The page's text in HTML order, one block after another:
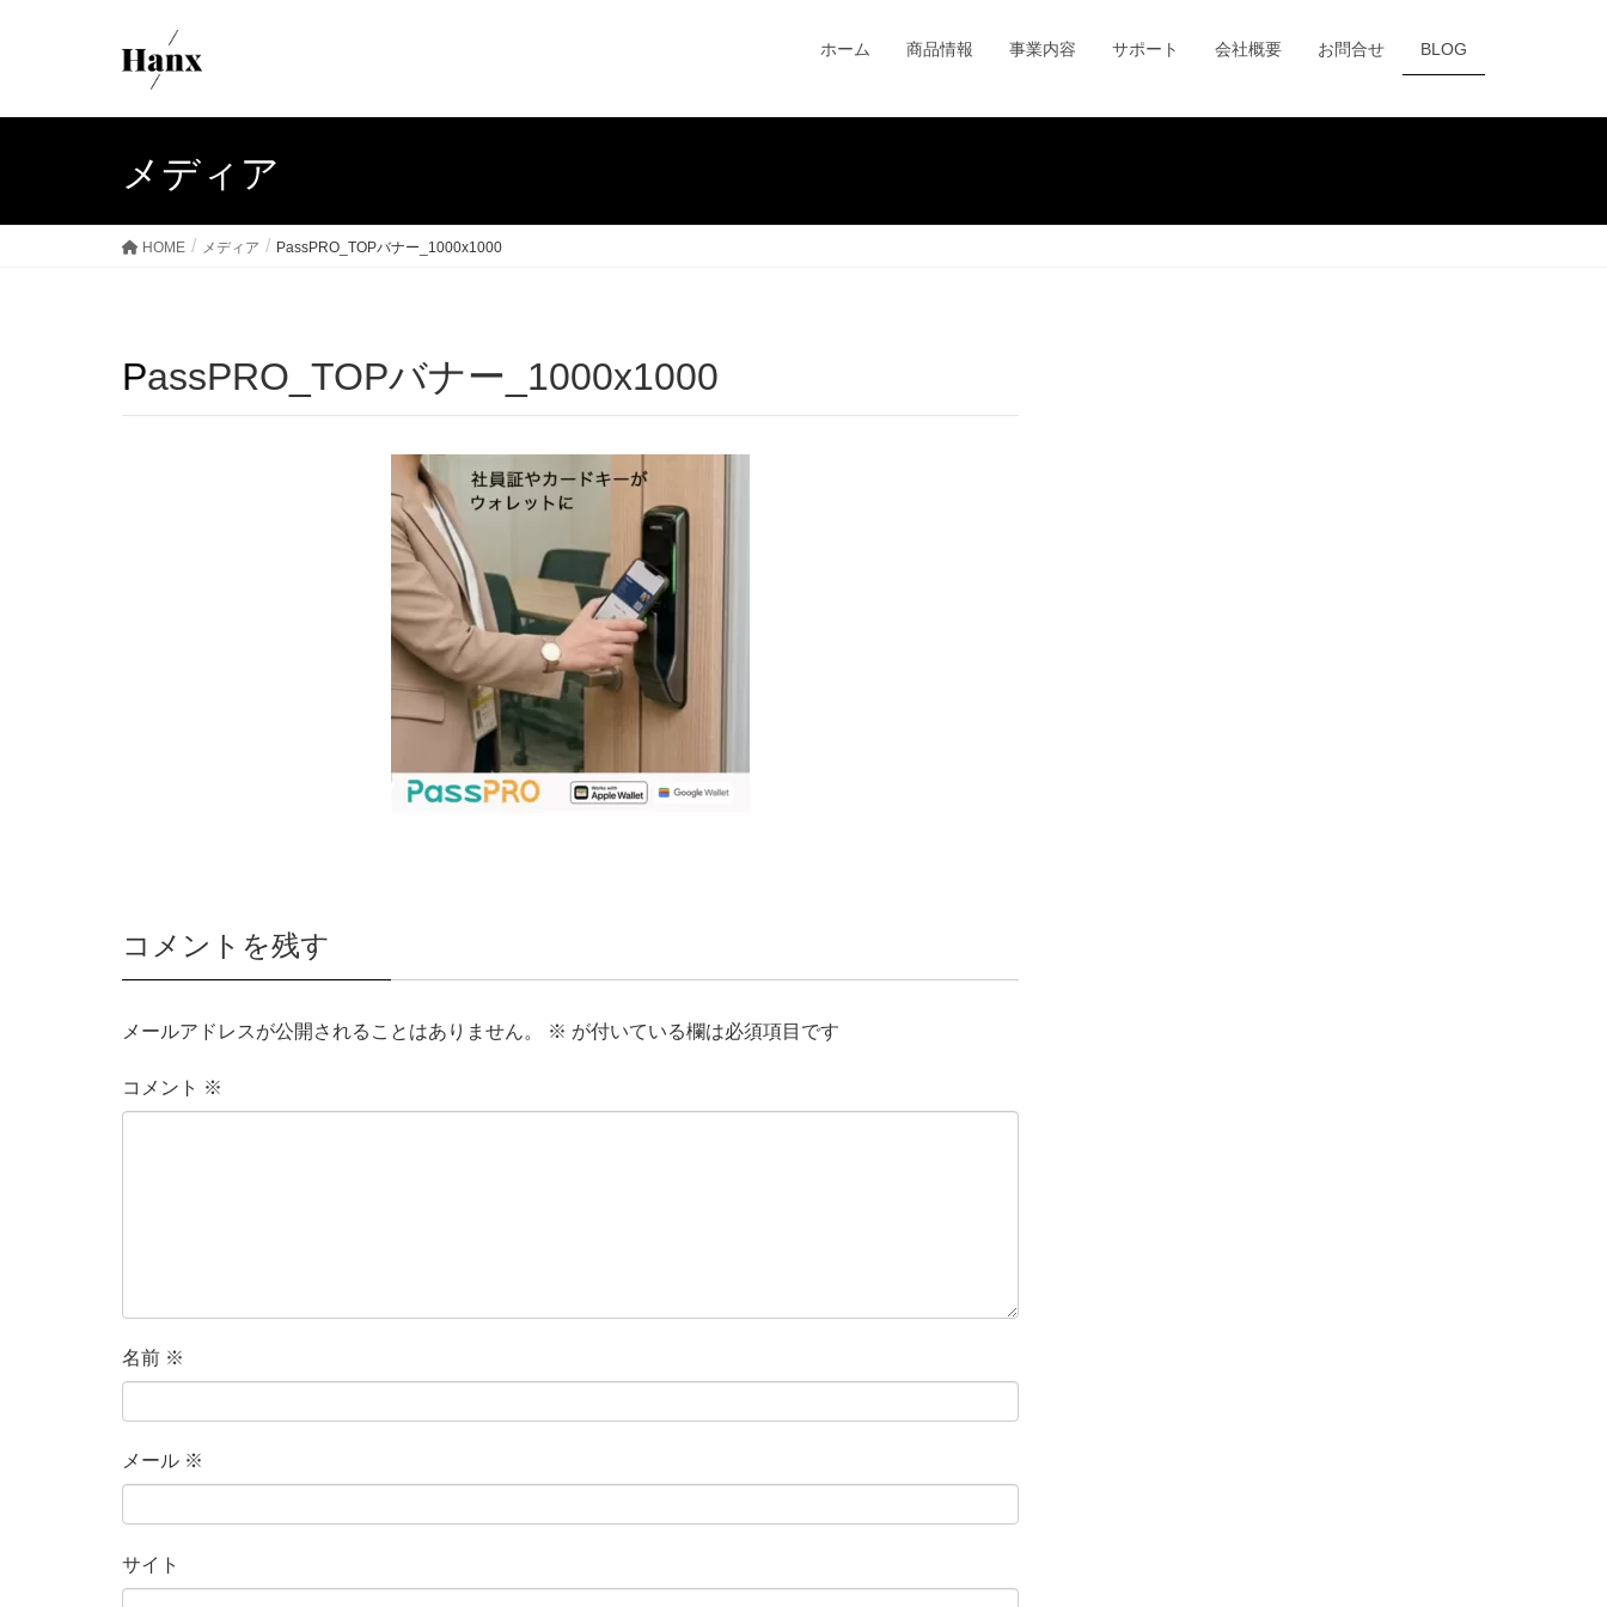
ホーム 商品情報 事業内容 サポート 会社概要 お問合せ BLOG
メディア
HOME メディア PassPRO_TOPバナー_1000x1000
PassPRO_TOPバナー_1000x1000
コメントを残す
メールアドレスが公開されることはありません。 ※ が付いている欄は必須項目です
コメント ※
名前 ※
メール ※
サイト